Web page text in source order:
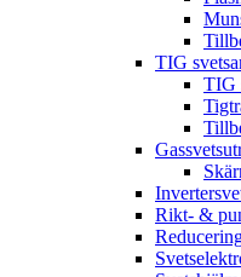
TIG
TIG
Rikt- &